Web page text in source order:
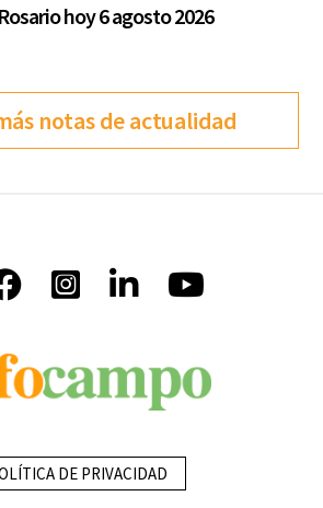
hoy 6 agosto 2026
notas de actualidad
DE PRIVACIDAD